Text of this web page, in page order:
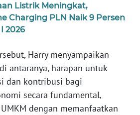
Listrik Meningkat,
Charging PLN Naik 9 Persen
2026
Harry menyampaikan
antaranya, harapan untuk
dan kontribusi bagi
secara fundamental,
dengan memanfaatkan